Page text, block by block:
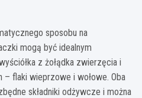
sposobu na
mogą być idealnym
z żołądka zwierzęcia i
flaki wieprzowe i wołowe. Oba
składniki odżywcze i można